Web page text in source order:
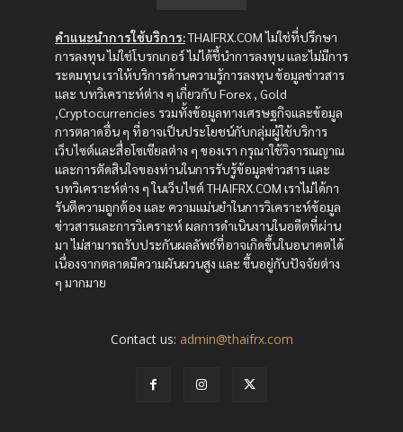
คำแนะนำการใช้บริการ:THAIFRX.COM ไม่ใช่ที่ปรึกษา
การลงทุน ไม่ใช่โบรกเกอร์ ไม่ได้ชี้นำการลงทุน และไม่มีการ
ระดมทุน เราให้บริการด้านความรู้การลงทุน ข้อมูลข่าวสาร
และ บทวิเคราะห์ต่าง ๆ เกี่ยวกับ Forex , Gold
,Cryptocurrencies รวมทั้งข้อมูลทางเศรษฐกิจและข้อมูล
การตลาดอื่น ๆ ที่อาจเป็นประโยชน์กับกลุ่มผู้ใช้บริการ
เว็บไซต์และสื่อโซเซียลต่าง ๆ ของเรา กรุณาใช้วิจารณญาณ
และการตัดสินใจของท่านในการรับรู้ข้อมูลข่าวสาร และ
บทวิเคราะห์ต่าง ๆ ในเว็บไซต์ THAIFRX.COM เราไม่ได้กา
รันตีความถูกต้อง และ ความแม่นยำในการวิเคราะห์ข้อมูล
ข่าวสารและการวิเคราะห์ ผลการดำเนินงานในอดีตที่ผ่าน
มา ไม่สามารถรับประกันผลลัพธ์ที่อาจเกิดขึ้นในอนาคตได้
เนื่องจากตลาดมีความผันผวนสูง และ ขึ้นอยู่กับปัจจัยต่าง
ๆ มากมาย
Contact us: admin@thaifrx.com